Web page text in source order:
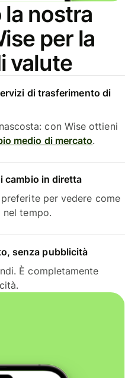
nostra
per la
valute
di trasferimento di
con Wise ottieni
medio di mercato.
cambio in diretta
per vedere come
tempo.
senza pubblicità
È completamente